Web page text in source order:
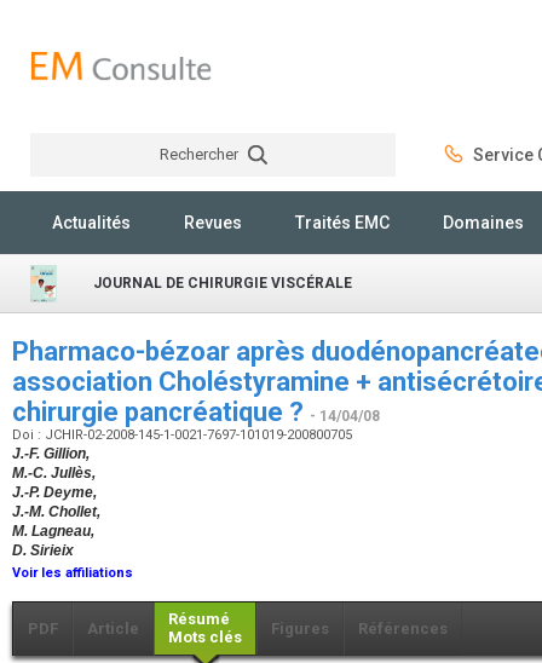
Rechercher Service
Actualités Revues Traités EMC Domaines
JOURNAL DE CHIRURGIE VISCÉRALE
Pharmaco-bézoar après
association Choléstyramine +
chirurgie pancréatique ? - 14/04/08
Doi : JCHIR-02-2008-145-1-0021-7697-101019-200800705
J.-F. Gillion,
M.-C. Jullès,
J.-P. Deyme,
J.-M. Chollet,
M. Lagneau,
D. Sirieix
Voir les affiliations
PDF Article
Résumé
Mots clés
Figures Références